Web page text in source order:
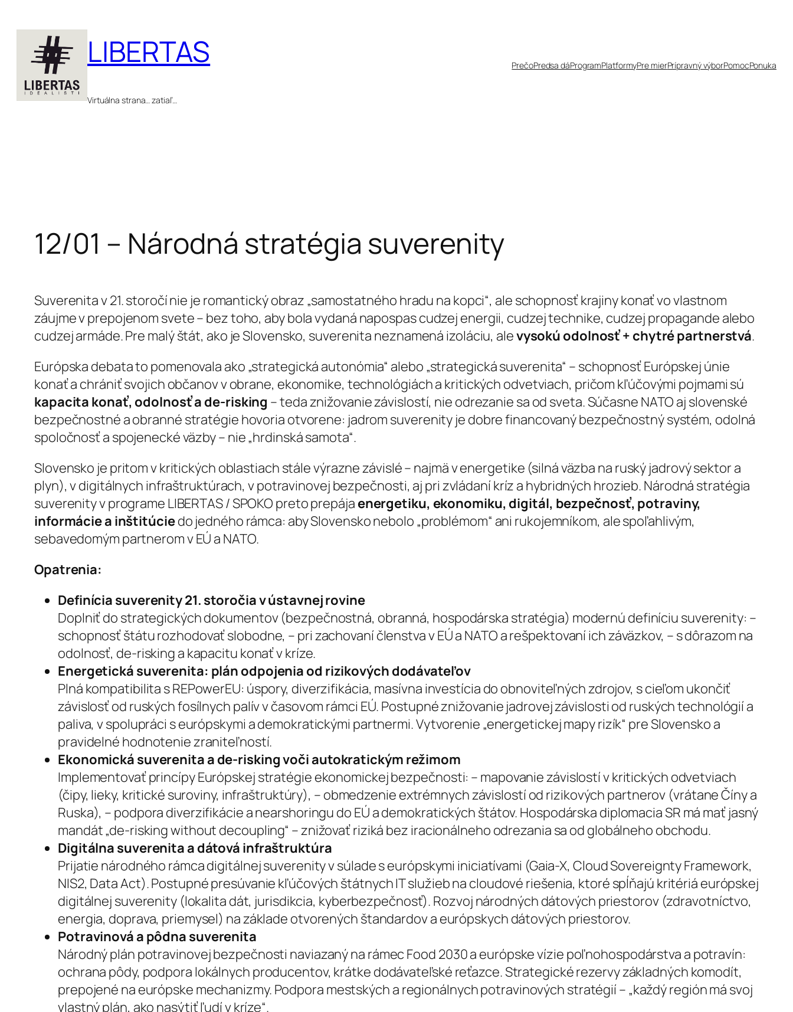
na
obsah
LIBERTAS
Virtuálna strana… zatiaľ…
PrečoPredsa dáProgramPlatformyPre mierPrípravný výborPomocPonuka
12/01 – Národná stratégia suverenity
Suverenita v 21. storočí nie je romantický obraz „samostatného hradu na kopci“, ale schopnosť krajiny konať vo vlastnom
záujme v prepojenom svete – bez toho, aby bola vydaná napospas cudzej energii, cudzej technike, cudzej propagande alebo
cudzej armáde. Pre malý štát, ako je Slovensko, suverenita neznamená izoláciu, alevysokú odolnosť + chytré partnerstvá.
Európska debata to pomenovala ako „strategická autonómia“ alebo „strategická suverenita“ – schopnosť Európskej únie
konať a chrániť svojich občanov v obrane, ekonomike, technológiách a kritických odvetviach, pričom kľúčovými pojmami sú
kapacita konať, odolnosť a de-risking – teda znižovanie závislostí, nie odrezanie sa od sveta. Súčasne NATO aj slovenské
bezpečnostné a obranné stratégie hovoria otvorene: jadrom suverenity je dobre financovaný bezpečnostný systém, odolná
spoločnosť a spojenecké väzby – nie „hrdinská samota“.
Slovensko je pritom v kritických oblastiach stále výrazne závislé – najmä v energetike (silná väzba na ruský jadrový sektor a
plyn), v digitálnych infraštruktúrach, v potravinovej bezpečnosti, aj pri zvládaní kríz a hybridných hrozieb. Národná stratégia
suverenity v programe LIBERTAS / SPOKO preto prepája energetiku, ekonomiku, digitál, bezpečnosť, potraviny,
informácie a inštitúciedo jedného rámca: aby Slovensko nebolo „problémom“ ani rukojemníkom, ale spoľahlivým,
sebavedomým partnerom v EÚ a NATO.
Opatrenia:
Definícia suverenity 21. storočia v ústavnej rovine
Doplniť do strategických dokumentov (bezpečnostná, obranná, hospodárska stratégia) modernú definíciu suverenity: –
schopnosť štátu rozhodovať slobodne, – pri zachovaní členstva v EÚ a NATO a rešpektovaní ich záväzkov, – s dôrazom na
odolnosť, de-risking a kapacitu konať v kríze.
Energetická suverenita: plán odpojenia od rizikových dodávateľov
Plná kompatibilita s REPowerEU: úspory, diverzifikácia, masívna investícia do obnoviteľných zdrojov, s cieľom ukončiť
závislosť od ruských fosílnych palív v časovom rámci EÚ. Postupné znižovanie jadrovej závislosti od ruských technológií a
paliva, v spolupráci s európskymi a demokratickými partnermi. Vytvorenie „energetickej mapy rizík“ pre Slovensko a
pravidelné hodnotenie zraniteľností.
Ekonomická suverenita a de-risking voči autokratickým režimom
Implementovať princípy Európskej stratégie ekonomickej bezpečnosti: – mapovanie závislostí v kritických odvetviach
(čipy, lieky, kritické suroviny, infraštruktúry), – obmedzenie extrémnych závislostí od rizikových partnerov (vrátane Číny a
Ruska), – podpora diverzifikácie a nearshoringu do EÚ a demokratických štátov. Hospodárska diplomacia SR má mať jasný
mandát „de-risking without decoupling“ – znižovať riziká bez iracionálneho odrezania sa od globálneho obchodu.
Digitálna suverenita a dátová infraštruktúra
Prijatie národného rámca digitálnej suverenity v súlade s európskymi iniciatívami (Gaia-X, Cloud Sovereignty Framework,
NIS2, Data Act). Postupné presúvanie kľúčových štátnych IT služieb na cloudové riešenia, ktoré spĺňajú kritériá európskej
digitálnej suverenity (lokalita dát, jurisdikcia, kyberbezpečnosť). Rozvoj národných dátových priestorov (zdravotníctvo,
energia, doprava, priemysel) na základe otvorených štandardov a európskych dátových priestorov.
Potravinová a pôdna suverenita
Národný plán potravinovej bezpečnosti naviazaný na rámec Food 2030 a európske vízie poľnohospodárstva a potravín:
ochrana pôdy, podpora lokálnych producentov, krátke dodávateľské reťazce. Strategické rezervy základných komodít,
prepojené na európske mechanizmy. Podpora mestských a regionálnych potravinových stratégií – „každý región má svoj
vlastný plán, ako nasýtiť ľudí v kríze“.